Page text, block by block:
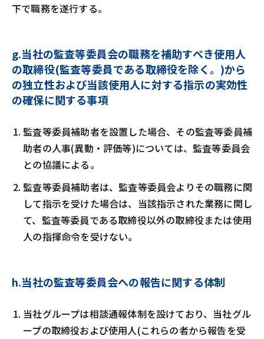
下で職務を遂行する。
g.当社の監査等委員会の職務を補助すべき使用人
の取締役(監査等委員である取締役を除く。)から
の独立性および当該使用人に対する指示の実効性
の確保に関する事項
監査等委員補助者を設置した場合、その監査等委員補
助者の人事(異動・評価等)については、監査等委員会
との協議による。
監査等委員補助者は、監査等委員会よりその職務に関
して指示を受けた場合は、当該指示された業務に関し
て、監査等委員である取締役以外の取締役または使用
人の指揮命令を受けない。
h.当社の監査等委員会への報告に関する体制
当社グループは相談通報体制を設けており、当社グル
ープの取締役および使用人(これらの者から報告を受